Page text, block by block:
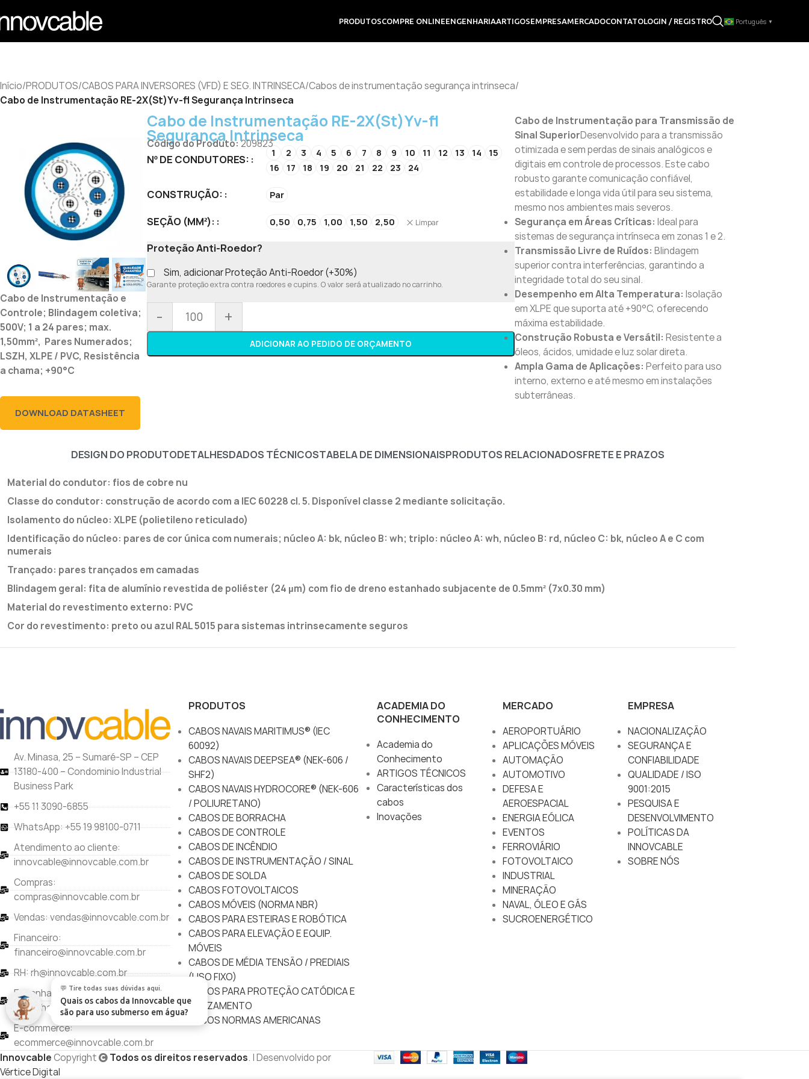
💬 Tire todas suas dúvidas aqui.
Quais os cabos da Innovcable que
são para uso submerso e|
PRODUTOSCOMPRE ONLINEENGENHARIAARTIGOSEMPRESAMERCADOCONTATOLOGIN / REGISTRO Português ▼
Início/PRODUTOS/CABOS PARA INVERSORES (VFD) E SEG. INTRINSECA/Cabos de instrumentação segurança intrinseca/
Cabo de Instrumentação RE-2X(St)Yv-fl Segurança Intrinseca
Cabo de Instrumentação e
Controle; Blindagem coletiva;
500V; 1 a 24 pares; max.
1,50mm², Pares Numerados;
LSZH, XLPE / PVC, Resistência
a chama; +90°C
DOWNLOAD DATASHEET
Cabo de Instrumentação RE-2X(St)Yv-fl
Segurança Intrinseca
Código do Produto: 209823
Nº DE CONDUTORES:
1 2 3 4 5 6 7 8 9 10 11 12 13 14
15
16
17 18 19 20 21 22 23 24
CONSTRUÇÃO: Par
SEÇÃO (MM²): 0,50 0,75 1,00 1,50 2,50 Limpar
Proteção Anti-Roedor?
Sim, adicionar Proteção Anti-Roedor (+30%)
Garante proteção extra contra roedores e cupins. O valor será atualizado no carrinho.
- +
ADICIONAR AO PEDIDO DE ORÇAMENTO
Cabo de Instrumentação para Transmissão de
Sinal SuperiorDesenvolvido para a transmissão
otimizada e sem perdas de sinais analógicos e
digitais em controle de processos. Este cabo
robusto garante comunicação confiável,
estabilidade e longa vida útil para seu sistema,
mesmo nos ambientes mais severos.
Segurança em Áreas Críticas: Ideal para
sistemas de segurança intrínseca em zonas 1 e 2.
Transmissão Livre de Ruídos: Blindagem
superior contra interferências, garantindo a
integridade total do seu sinal.
Desempenho em Alta Temperatura: Isolação
em XLPE que suporta até +90°C, oferecendo
máxima estabilidade.
Construção Robusta e Versátil: Resistente a
óleos, ácidos, umidade e luz solar direta.
Ampla Gama de Aplicações: Perfeito para uso
interno, externo e até mesmo em instalações
subterrâneas.
DESIGN DO PRODUTODETALHESDADOS TÉCNICOSTABELA DE DIMENSIONAISPRODUTOS RELACIONADOSFRETE E PRAZOS
Material do condutor: fios de cobre nu
Classe do condutor: construção de acordo com a IEC 60228 cl. 5. Disponível classe 2 mediante solicitação.
Isolamento do núcleo: XLPE (polietileno reticulado)
Identificação do núcleo: pares de cor única com numerais; núcleo A: bk, núcleo B: wh; triplo: núcleo A: wh, núcleo B: rd, núcleo C: bk, núcleo A e C com
numerais
Trançado: pares trançados em camadas
Blindagem geral: fita de alumínio revestida de poliéster (24 µm) com fio de dreno estanhado subjacente de 0.5mm² (7x0.30 mm)
Material do revestimento externo: PVC
Cor do revestimento: preto ou azul RAL 5015 para sistemas intrinsecamente seguros
Av. Minasa, 25 – Sumaré-SP – CEP
13180-400 – Condominio Industrial
Business Park
+55 11 3090-6855
WhatsApp: +55 19 98100-0711
Atendimento ao cliente:
innovcable@innovcable.com.br
Compras:
compras@innovcable.com.br
Vendas: vendas@innovcable.com.br
Financeiro:
financeiro@innovcable.com.br
RH: rh@innovcable.com.br
Engenharia e Qualidade:
engenharia@innovcable.com.br
E-commerce:
ecommerce@innovcable.com.br
PRODUTOS
CABOS NAVAIS MARITIMUS® (IEC
60092)
CABOS NAVAIS DEEPSEA® (NEK-606 /
SHF2)
CABOS NAVAIS HYDROCORE® (NEK-606
/ POLIURETANO)
CABOS DE BORRACHA
CABOS DE CONTROLE
CABOS DE INCÊNDIO
CABOS DE INSTRUMENTAÇÃO / SINAL
CABOS DE SOLDA
CABOS FOTOVOLTAICOS
CABOS MÓVEIS (NORMA NBR)
CABOS PARA ESTEIRAS E ROBÓTICA
CABOS PARA ELEVAÇÃO E EQUIP.
MÓVEIS
CABOS DE MÉDIA TENSÃO / PREDIAIS
(USO FIXO)
CABOS PARA PROTEÇÃO CATÓDICA E
BALIZAMENTO
CABOS NORMAS AMERICANAS
ACADEMIA DO
CONHECIMENTO
Academia do
Conhecimento
ARTIGOS TÉCNICOS
Características dos
cabos
Inovações
MERCADO
AEROPORTUÁRIO
APLICAÇÕES MÓVEIS
AUTOMAÇÃO
AUTOMOTIVO
DEFESA E
AEROESPACIAL
ENERGIA EÓLICA
EVENTOS
FERROVIÁRIO
FOTOVOLTAICO
INDUSTRIAL
MINERAÇÃO
NAVAL, ÓLEO E GÁS
SUCROENERGÉTICO
EMPRESA
NACIONALIZAÇÃO
SEGURANÇA E
CONFIABILIDADE
QUALIDADE / ISO
9001:2015
PESQUISA E
DESENVOLVIMENTO
POLÍTICAS DA
INNOVCABLE
SOBRE NÓS
InnovcableCopyright Todos os direitos reservados. | Desenvolvido por
Vértice Digital